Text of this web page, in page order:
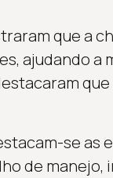
que a
ajudando
se as
de